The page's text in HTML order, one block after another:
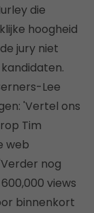
die
hoogheid
jury niet
Lee
'Vertel ons
Tim
web
nog
views
binnenkort